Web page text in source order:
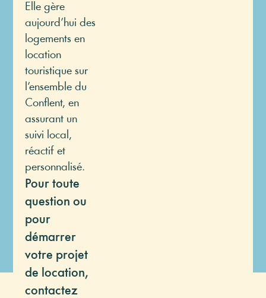
Elle gère
aujourd’hui des
logements en
location
touristique sur
l’ensemble du
Conflent, en
assurant un
suivi local,
réactif et
personnalisé.
Pour toute
question ou
pour
démarrer
votre projet
de location,
contactez